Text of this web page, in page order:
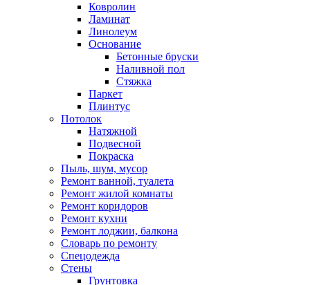
Ковролин
Ламинат
Линолеум
Основание
Бетонные бруски
Наливной пол
Стяжка
Паркет
Плинтус
Потолок
Натяжной
Подвесной
Покраска
Пыль, шум, мусор
Ремонт ванной, туалета
Ремонт жилой комнаты
Ремонт коридоров
Ремонт кухни
Ремонт лоджии, балкона
Словарь по ремонту
Спецодежда
Стены
Грунтовка